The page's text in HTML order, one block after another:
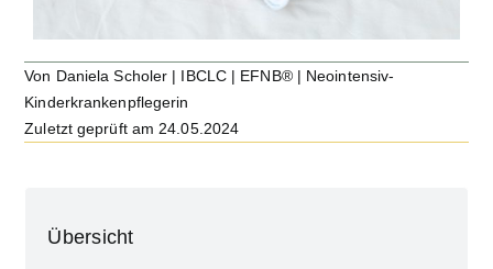
Von Daniela Scholer | IBCLC | EFNB® | Neointensiv-
Kinderkrankenpflegerin
Zuletzt geprüft am 24.05.2024
Übersicht